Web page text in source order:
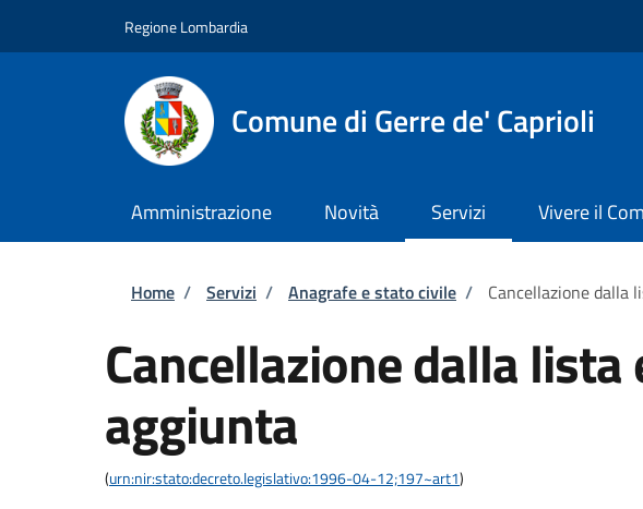
Regione Lombardia
Comune di Gerre de' Caprioli
Amministrazione Novità Servizi Vivere il
Briciole di pane
Home / Servizi / Anagrafe e stato civile / Cancellazione dalla
Cancellazione dalla
aggiunta
(urn:nir:stato:decreto.legislativo:1996-04-12;197~art1)